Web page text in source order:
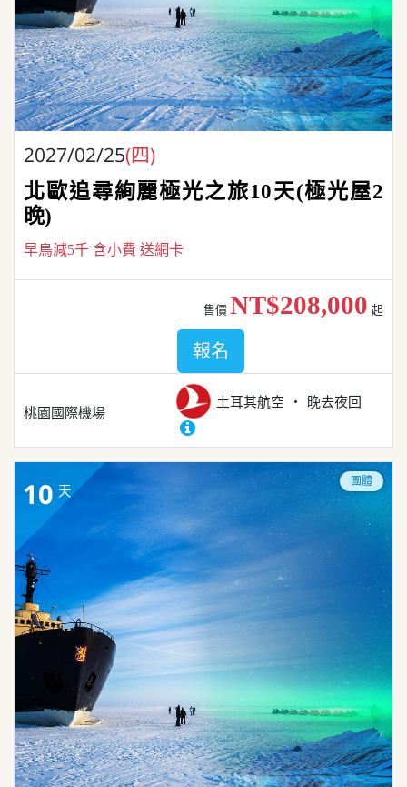
2027/02/25(四)
北歐追尋絢麗極光之旅10天(極光屋2
晚)
早鳥減5千 含小費 送網卡
桃園國際機場
土耳其航空 晚去夜回
售價 NT$208,000 起
報名
10 天
團體